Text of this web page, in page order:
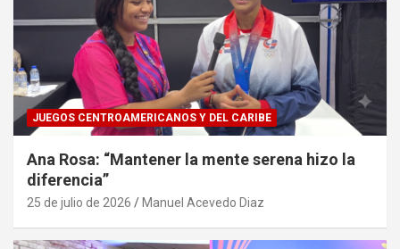
JUEGOS CENTROAMERICANOS Y DEL CARIBE
Ana Rosa: “Mantener la mente serena hizo la
diferencia”
25 de julio de 2026 Manuel Acevedo Diaz